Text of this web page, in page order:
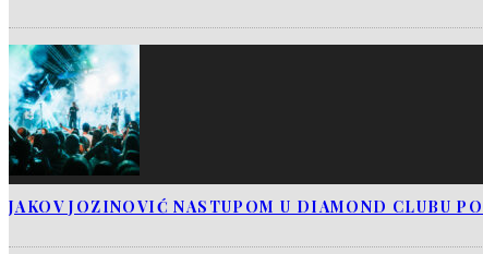
JAKOV JOZINOVIĆ NASTUPOM U DIAMOND CLUBU